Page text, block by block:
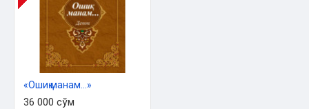
«Ошиқ манам...»
36 000 сўм